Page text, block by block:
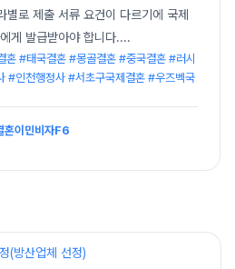
별로 제출 서류 요건이 다르기에 국제
게 발급받아야 합니다....
#태국결혼 #몽골결혼 #중국결혼 #러시
#인천행정사 #서초구국제결혼 #우즈벡국
혼이민비자F6
(방산업체 선정)